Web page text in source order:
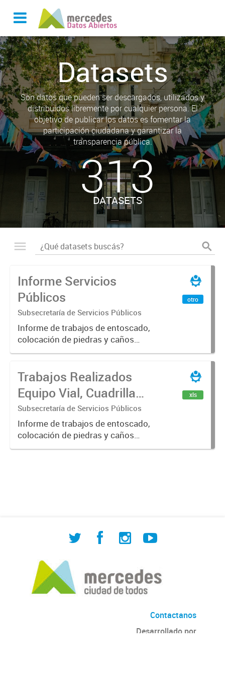
Datasets
Son datos que pueden ser descargados, utilizados y
distribuidos libremente por cualquier persona. El
objetivo de publicar los datos es fomentar la
participación ciudadana y garantizar la
transparencia pública.
313
DATASETS
Informe Servicios
Públicos
Subsecretaría de Servicios Públicos
Informe de trabajos de entoscado,
colocación de piedras y caños
(zanjeo - cruce de calles) Informe
construcción, colocación de tapa
registro, reparación...
otro
Trabajos Realizados
Equipo Vial, Cuadrilla
Bacheo, Servicio
Eléctrico - Noviembre
2021
Subsecretaría de Servicios Públicos
Informe de trabajos de entoscado,
colocación de piedras y caños
(zanjeo - cruce de calles) Informe
xls
Contactanos
Desarrollado por